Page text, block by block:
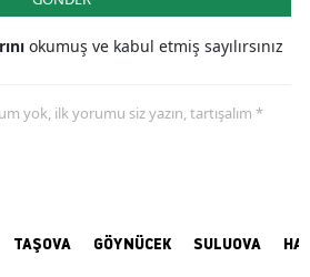
okumuş ve kabul etmiş sayılırsınız
yok, ilk yorumu siz yazın, tartışalım *
TAŞOVA GÖYNÜCEK SULUOVA